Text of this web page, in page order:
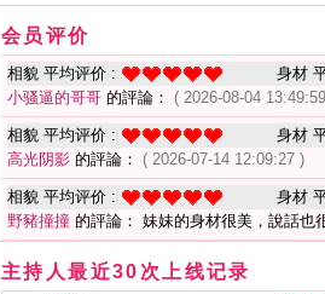
会员评价
相貌 平均评价 : 身材
小骚逼的哥哥 的評論： ( 2026-08-04
相貌 平均评价 : 身材
高光阴影 的評論： ( 2026-07-14 12:09:27 )
相貌 平均评价 : 身材
野豬撞撞 的評論： 妹妹的身材很美，說話也
主持人最近30次上线记录